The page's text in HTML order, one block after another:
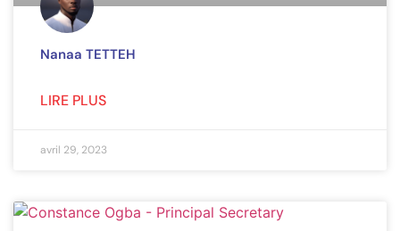
Nanaa TETTEH
LIRE PLUS
avril 29, 2023